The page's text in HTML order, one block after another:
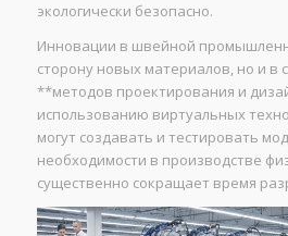
экологически безопасно.
Инновации в швейной
сторону новых материалов, но и в
**методов проектирования и
использованию виртуальных
могут создавать и тестировать
необходимости в производстве
существенно сокращает время